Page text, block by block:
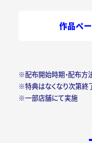
作品ペ
※配布開始時期・配布方
※特典はなくなり次第終
※一部店舗にて実施